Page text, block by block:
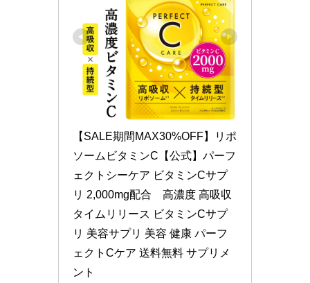
【SALE期間MAX30%OFF】リポ
ソームビタミンC【公式】パーフ
ェクトシーケア ビタミンCサプ
リ 2,000mg配合　高濃度 高吸収
タイムリリース ビタミンCサプ
リ 美容サプリ 美容 健康 パーフ
ェクトCケア 送料無料 サプリメ
ント